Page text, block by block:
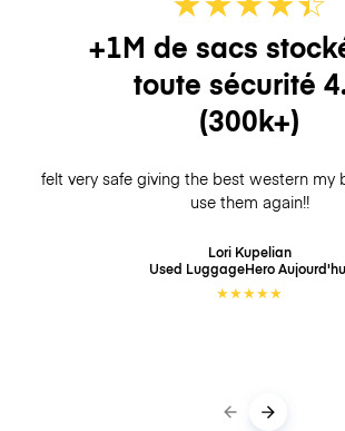
+1M de sacs
toute sécurité
(300k+)
felt very safe giving the best western my
use them again!!
Lori Kupelian
Used LuggageHero
★★★★★